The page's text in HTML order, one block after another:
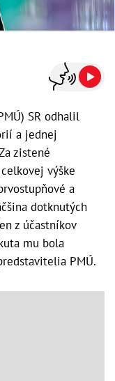
SR odhalil
a jednej
zistené
výške
a
dotknutých
z účastníkov
mu bola
PMÚ.